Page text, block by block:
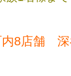
8店舗